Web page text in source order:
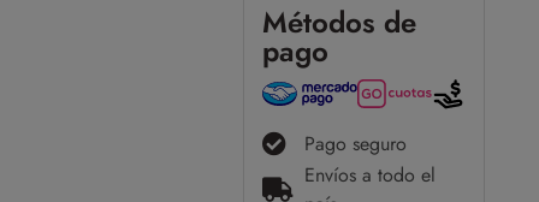
Métodos de
pago
Pago seguro
Envíos a todo el